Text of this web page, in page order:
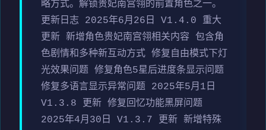
略方式。解锁贵妃南宫翎的前置角色之一。
更新日志 2025年6月26日 V1.4.0 重大
更新 新增角色贵妃南宫翎相关内容 包含角
色剧情和多种新互动方式 修复自由模式下灯
光效果问题 修复角色5星后进度条显示问题
修复多语言显示异常问题 2025年5月1日
V1.3.8 更新 修复回忆功能黑屏问题
2025年4月30日 V1.3.7 更新 新增特殊